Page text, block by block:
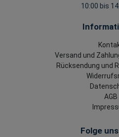
10:00 bis
Versand und
Rücksendung und
AGB
Folge